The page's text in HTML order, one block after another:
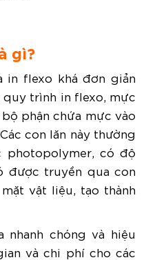
gì?
in flexo khá đơn giản
trình in flexo, mực
phận chứa mực vào
con lăn này thường
photopolymer, có độ
được truyền qua con
vật liệu, tạo thành
chóng và hiệu
và chi phí cho các